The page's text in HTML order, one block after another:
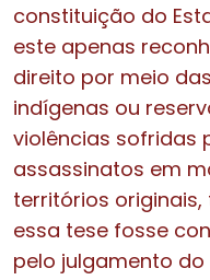
constituição do
este apenas
direito por meio
indígenas ou
violências sofridas
assassinatos em
territórios originais,
essa tese fosse
pelo julgamento do